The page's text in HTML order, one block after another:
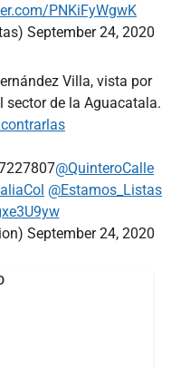
PNKiFyWgwK
September 24, 2020
Villa, vista por
sector de la Aguacatala.
@QuinteroCalle
@Estamos_Listas
September 24, 2020